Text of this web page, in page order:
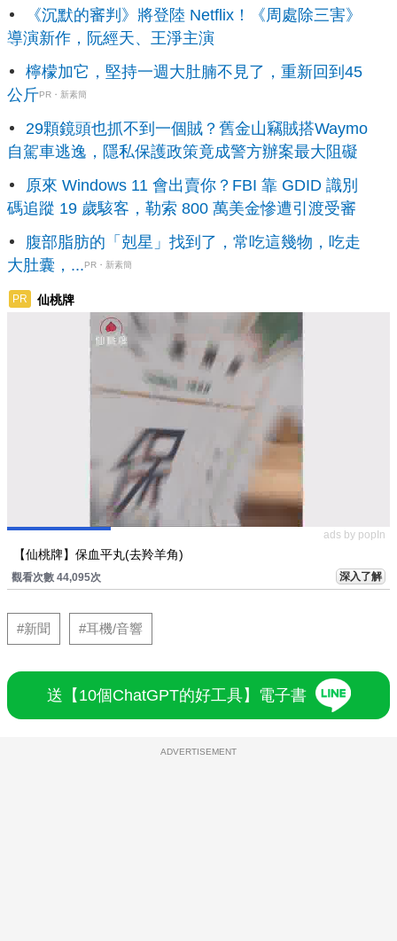
《沉默的審判》將登陸 Netflix！《周處除三害》
導演新作，阮經天、王淨主演
檸檬加它，堅持一週大肚腩不見了，重新回到45
公斤PR・新素簡
29顆鏡頭也抓不到一個賊？舊金山竊賊搭Waymo
自駕車逃逸，隱私保護政策竟成警方辦案最大阻礙
原來 Windows 11 會出賣你？FBI 靠 GDID 識別
碼追蹤 19 歲駭客，勒索 800 萬美金慘遭引渡受審
腹部脂肪的「剋星」找到了，常吃這幾物，吃走
大肚囊，...PR・新素簡
PR 仙桃牌
ads by popIn
【仙桃牌】保血平丸(去羚羊角)
觀看次數 44,095次 深入了解
#新聞 #耳機/音響
送【10個ChatGPT的好工具】電子書
ADVERTISEMENT